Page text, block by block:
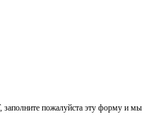
заполните пожалуйста эту форму и